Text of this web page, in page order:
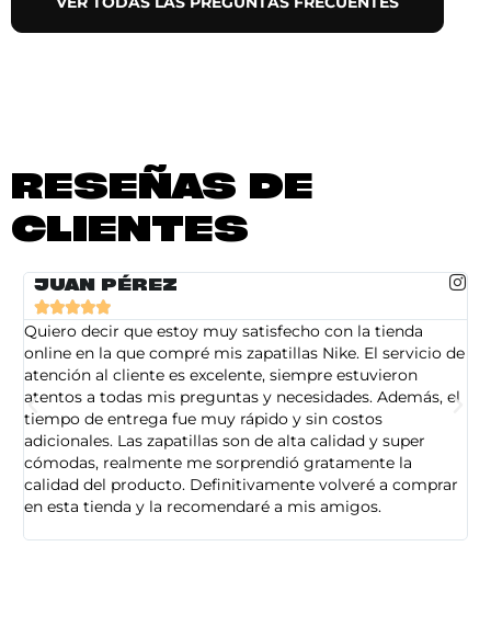
RESEÑAS DE
CLIENTES
JUAN PÉREZ

Quiero decir que estoy muy satisfecho con la tienda
online en la que compré mis zapatillas Nike. El servicio de
atención al cliente es excelente, siempre estuvieron
atentos a todas mis preguntas y necesidades. Además, el
tiempo de entrega fue muy rápido y sin costos
adicionales. Las zapatillas son de alta calidad y super
cómodas, realmente me sorprendió gratamente la
calidad del producto. Definitivamente volveré a comprar
en esta tienda y la recomendaré a mis amigos.